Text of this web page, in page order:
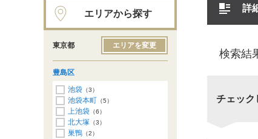
詳
検索結
チェック
エリアから探す
東京都 エリアを変更
豊島区
池袋 （3）
池袋本町 （5）
上池袋 （6）
北大塚 （3）
巣鴨 （2）